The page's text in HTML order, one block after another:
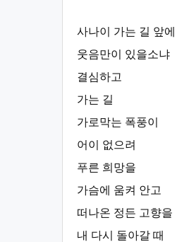
사나이 가는 길 앞에
웃음만이 있을소냐
결심하고
가는 길
가로막는 폭풍이
어이 없으려
푸른 희망을
가슴에 움켜 안고
떠나온 정든 고향을
내 다시 돌아갈 때